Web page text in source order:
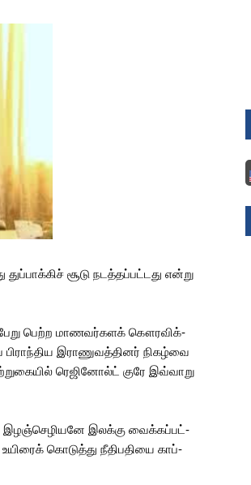
சூடு நடத்­தப்­பட்­டது என்று
பெற்ற மாண­வர்­க­ளக் கௌர­விக்­
இரா­ணு­வத்­தி­னர் நிகழ்வை
ரெஜி­னோல்ட் குரே இவ்­வாறு
இழஞ்­செ­ழி­யனே இலக்கு வைக்­கப்­பட்­
கொடுத்து நீதி­ப­தியை காப்­